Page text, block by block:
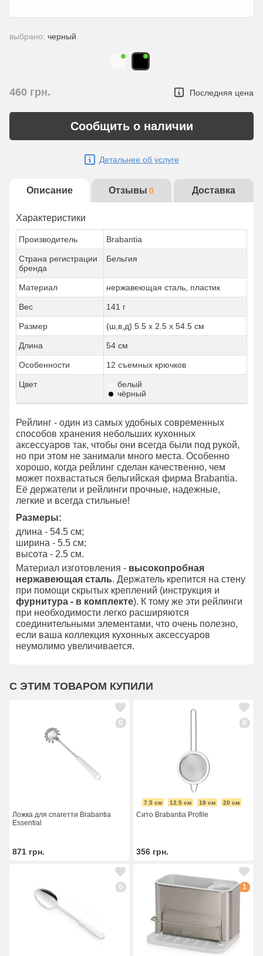
выбрано: черный
460 грн. Последняя цена
Сообщить о наличии
Детальнее об услуге
Описание Отзывы 0 Доставка
Характеристики
Производитель Brabantia
Страна регистрации
бренда
Бельгия
Материал нержавеющая сталь, пластик
Вес 141 г
Размер (ш,в,д) 5.5 x 2.5 x 54.5 см
Длина 54 см
Особенности 12 съемных крючков
Цвет
белый
чёрный
Рейлинг - один из самых удобных современных
способов хранения небольших кухонных
аксессуаров так, чтобы они всегда были под рукой,
но при этом не занимали много места. Особенно
хорошо, когда рейлинг сделан качественно, чем
может похвастаться бельгийская фирма Brabantia.
Её держатели и рейлинги прочные, надежные,
легкие и всегда стильные!
Размеры:
длина - 54.5 см;
ширина - 5.5 см;
высота - 2.5 см.
Материал изготовления - высокопробная
нержавеющая сталь. Держатель крепится на стену
при помощи скрытых креплений (инструкция и
фурнитура - в комплекте). К тому же эти рейлинги
при необходимости легко расширяются
соединительными элементами, что очень полезно,
если ваша коллекция кухонных аксессуаров
неумолимо увеличивается.
С ЭТИМ ТОВАРОМ КУПИЛИ
0
Ложка для спагетти Brabantia
Essential
871 грн.
0
7.5 см 12.5 см 18 см 20 см
Сито Brabantia Profile
356 грн.
0 1